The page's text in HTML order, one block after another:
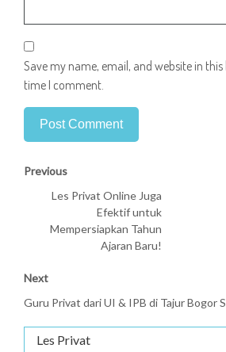
Save my name, email, and website in
time I comment.
Previous
Les Privat Online Juga
Efektif untuk
Mempersiapkan Tahun
Ajaran Baru!
Next
Guru Privat dari UI & IPB di Tajur Bogor
Les Privat